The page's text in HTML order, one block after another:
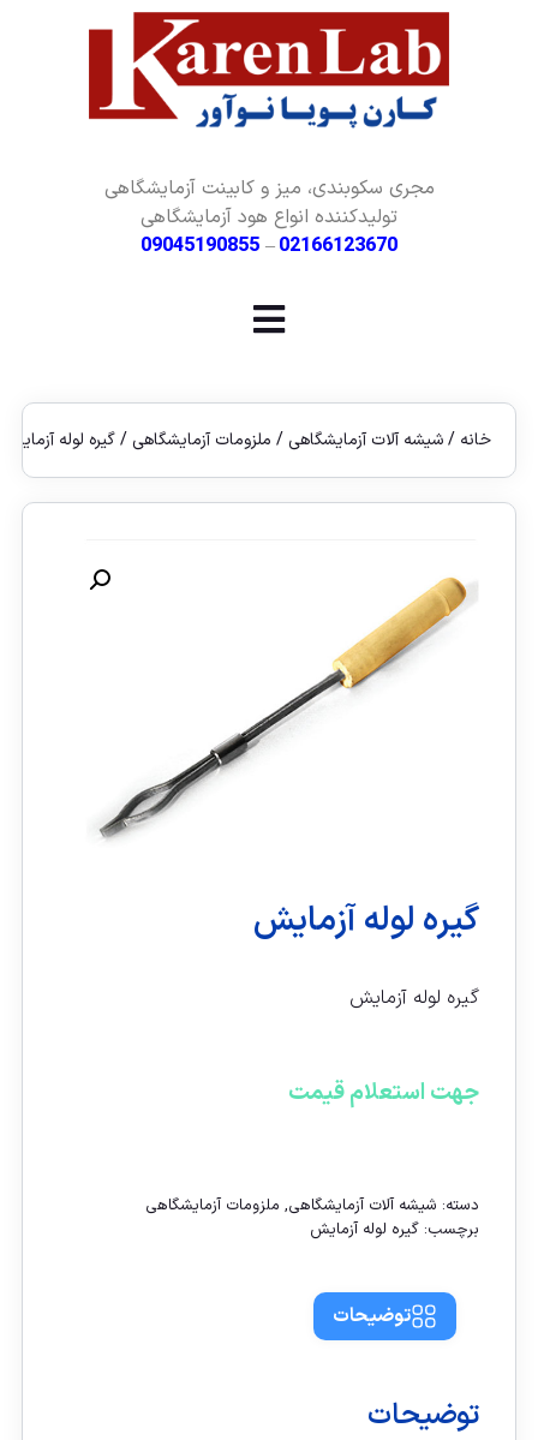
مجری سکوبندی، میز و کابینت آزمایشگاهی
تولیدکننده انواع هود آزمایشگاهی
02166123670
–
09045190855
خانه /شیشه آلات آزمایشگاهی / ملزومات آزمایشگاهی / گیره لوله آزمایش
گیره لوله آزمایش
گیره لوله آزمایش
جهت استعلام قیمت
دسته: شیشه آلات آزمایشگاهی, ملزومات آزمایشگاهی
برچسب: گیره لوله آزمایش
توضیحات
توضیحات